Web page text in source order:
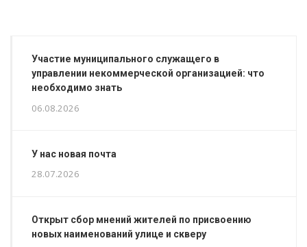
Участие муниципального служащего в
управлении некоммерческой организацией: что
необходимо знать
06.08.2026
У нас новая почта
28.07.2026
Открыт сбор мнений жителей по присвоению
новых наименований улице и скверу